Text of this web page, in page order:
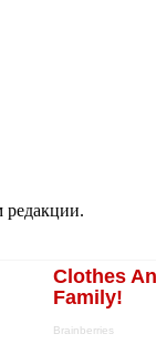
редакции.